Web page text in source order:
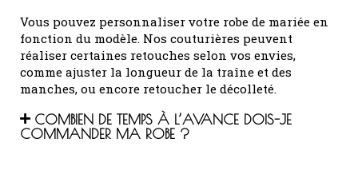
Vous pouvez personnaliser votre robe de mariée en
fonction du modèle. Nos couturières peuvent
réaliser certaines retouches selon vos envies,
comme ajuster la longueur de la traîne et des
manches, ou encore retoucher le décolleté.
COMBIEN DE TEMPS À L’AVANCE DOIS-JE
COMMANDER MA ROBE ?